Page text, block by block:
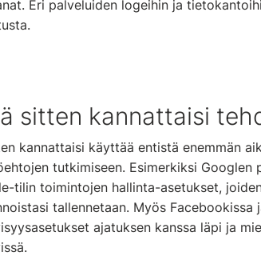
Eri palveluiden logeihin ja
sitten kannattaisi
kannattaisi käyttää entistä enemmän
tutkimiseen. Esimerkiksi
tilin toimintojen hallinta-asetukset,
tallennetaan. Myös
ajatuksen kanssa läpi ja